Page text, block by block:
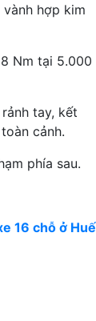
hợp kim
Nm tại 5.000
tay, kết
cảnh.
phía sau.
16 chỗ ở Huế